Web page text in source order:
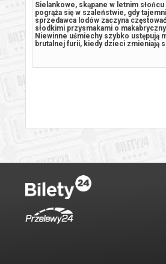
bilet
Sielankowe, skąpane w letnim
pogrąża się w szaleństwie, gdy
sprzedawca lodów zaczyna
słodkimi przysmakami o
Niewinne uśmiechy szybko ustępują
brutalnej furii, kiedy dzieci zmieniają
bezlitosnych łowców dorosłych.
bohaterów, którym cudem udaje się
podejmuje desperacki wyścig z